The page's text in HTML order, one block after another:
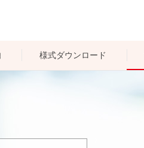
様式ダウンロード